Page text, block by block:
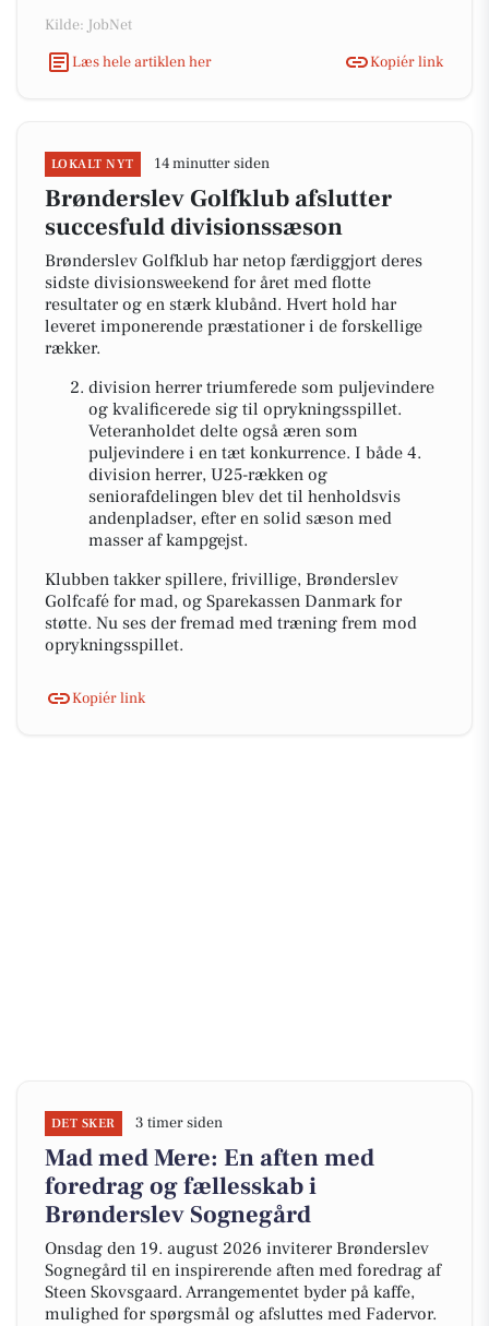
Kilde: JobNet
Læs hele artiklen her
Kopiér link
LOKALT NYT 14 minutter siden
Brønderslev Golfklub afslutter
succesfuld divisionssæson
Brønderslev Golfklub har netop færdiggjort deres
sidste divisionsweekend for året med flotte
resultater og en stærk klubånd. Hvert hold har
leveret imponerende præstationer i de forskellige
rækker.
division herrer triumferede som puljevindere
og kvalificerede sig til oprykningsspillet.
Veteranholdet delte også æren som
puljevindere i en tæt konkurrence. I både 4.
division herrer, U25-rækken og
seniorafdelingen blev det til henholdsvis
andenpladser, efter en solid sæson med
masser af kampgejst.
Klubben takker spillere, frivillige, Brønderslev
Golfcafé for mad, og Sparekassen Danmark for
støtte. Nu ses der fremad med træning frem mod
oprykningsspillet.
Kopiér link
DET SKER 3 timer siden
Mad med Mere: En aften med
foredrag og fællesskab i
Brønderslev Sognegård
Onsdag den 19. august 2026 inviterer Brønderslev
Sognegård til en inspirerende aften med foredrag af
Steen Skovsgaard. Arrangementet byder på kaffe,
mulighed for spørgsmål og afsluttes med Fadervor.